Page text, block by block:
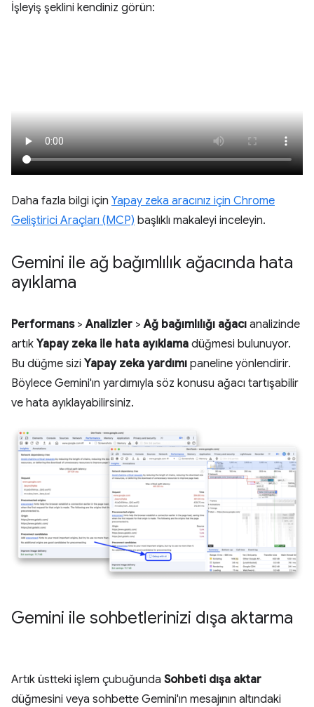
İşleyiş şeklini kendiniz görün:
Daha fazla bilgi için Yapay zeka aracınız için Chrome
Geliştirici Araçları (MCP) başlıklı makaleyi inceleyin.
Gemini ile ağ bağımlılık ağacında hata
ayıklama
Performans>Analizler >Ağ bağımlılığı ağacı analizinde
artık Yapay zeka ile hata ayıklama düğmesi bulunuyor.
Bu düğme sizi Yapay zeka yardımı paneline yönlendirir.
Böylece Gemini'ın yardımıyla söz konusu ağacı tartışabilir
ve hata ayıklayabilirsiniz.
Gemini ile sohbetlerinizi dışa aktarma
Artık üstteki işlem çubuğunda Sohbeti dışa aktar
düğmesini veya sohbette Gemini'ın mesajının altındaki